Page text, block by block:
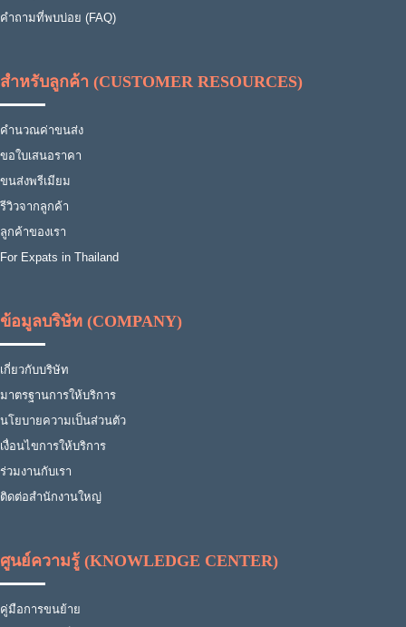
คำถามที่พบบ่อย (FAQ)
สำหรับลูกค้า (CUSTOMER RESOURCES)
คำนวณค่าขนส่ง
ขอใบเสนอราคา
ขนส่งพรีเมียม
รีวิวจากลูกค้า
ลูกค้าของเรา
For Expats in Thailand
ข้อมูลบริษัท (COMPANY)
เกี่ยวกับบริษัท
มาตรฐานการให้บริการ
นโยบายความเป็นส่วนตัว
เงื่อนไขการให้บริการ
ร่วมงานกับเรา
ติดต่อสำนักงานใหญ่
ศูนย์ความรู้ (KNOWLEDGE CENTER)
คู่มือการขนย้าย